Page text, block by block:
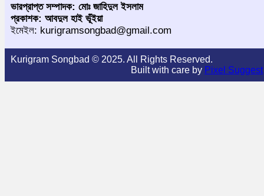
ভারপ্রাপ্ত সম্পাদক: মোঃ জাহিদুল ইসলাম
প্রকাশক: আবদুল হাই ভূঁইয়া
ইমেইল: kurigramsongbad@gmail.com
Kurigram Songbad © 2025. All Rights Reserved.
Built with care by Pixel Suggest